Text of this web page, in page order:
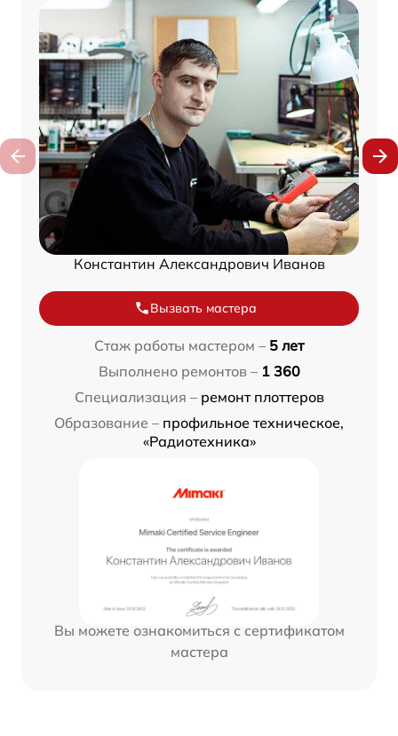
Константин Александрович Иванов
Вызвать мастера
Стаж работы мастером – 5 лет
Выполнено ремонтов – 1 360
Специализация – ремонт плоттеров
Образование – профильное техническое,
«Радиотехника»
Вы можете ознакомиться с сертификатом
мастера